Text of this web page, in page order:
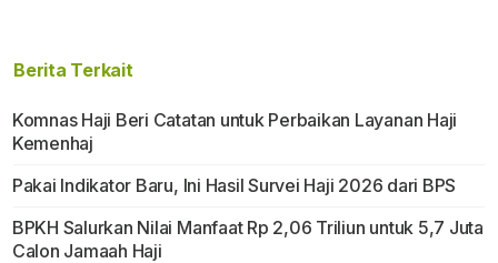
Berita Terkait
Komnas Haji Beri Catatan untuk Perbaikan Layanan Haji
Kemenhaj
Pakai Indikator Baru, Ini Hasil Survei Haji 2026 dari BPS
BPKH Salurkan Nilai Manfaat Rp 2,06 Triliun untuk 5,7 Juta
Calon Jamaah Haji